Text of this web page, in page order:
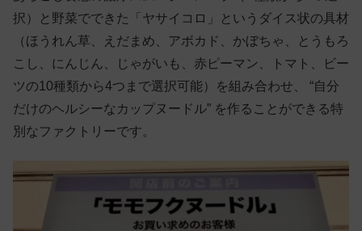
択）と野菜でできた「ヤサイコロ」というダイス状の具材
（ほうれん草、えだまめ、アボカド、かぼちゃ、とうもろ
こし、にんじん、じゃがいも、赤ピーマン、トマト、ビー
ツの10種類から4つまで選択可能）を組み合わせ、 “自分
だけのヘルシーなカップヌードル” を作ることができる特
別なファクトリーです。